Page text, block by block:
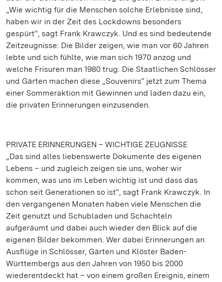
„Wie wichtig für die Menschen solche Erlebnisse sind,
haben wir in der Zeit des Lockdowns besonders
gespürt“, sagt Frank Krawczyk. Und es sind bedeutende
Zeitzeugnisse: Die Bilder zeigen, wie man vor 60 Jahren
lebte und sich fühlte, wie man sich 1970 anzog und
welche Frisuren man 1980 trug. Die Staatlichen Schlösser
und Gärten machen diese „Souvenirs“ jetzt zum Thema
einer Sommeraktion mit Gewinnen und laden dazu ein,
die privaten Erinnerungen einzusenden.
PRIVATE ERINNERUNGEN – WICHTIGE ZEUGNISSE
„Das sind alles liebenswerte Dokumente des eigenen
Lebens – und zugleich zeigen sie uns, woher wir
kommen, was uns im Leben wichtig ist und dass das
schon seit Generationen so ist“, sagt Frank Krawczyk. In
den vergangenen Monaten haben viele Menschen die
Zeit genutzt und Schubladen und Schachteln
aufgeräumt und dabei auch wieder den Blick auf die
eigenen Bilder bekommen. Wer dabei Erinnerungen an
Ausflüge in Schlösser, Gärten und Klöster Baden-
Württembergs aus den Jahren von 1950 bis 2000
wiederentdeckt hat – von einem großen Ereignis, einem